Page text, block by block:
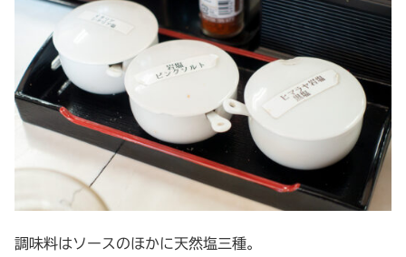
調味料はソースのほかに天然塩三種。